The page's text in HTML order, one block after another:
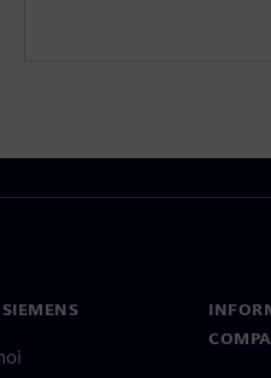
SIEMENS